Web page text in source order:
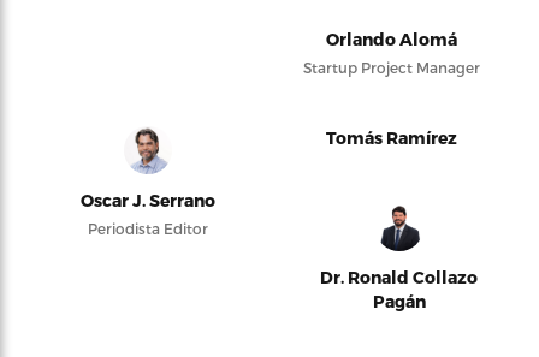
Orlando Alomá
Startup Project Manager
Oscar J. Serrano
Periodista Editor
Tomás Ramírez
Dr. Ronald Collazo
Pagán